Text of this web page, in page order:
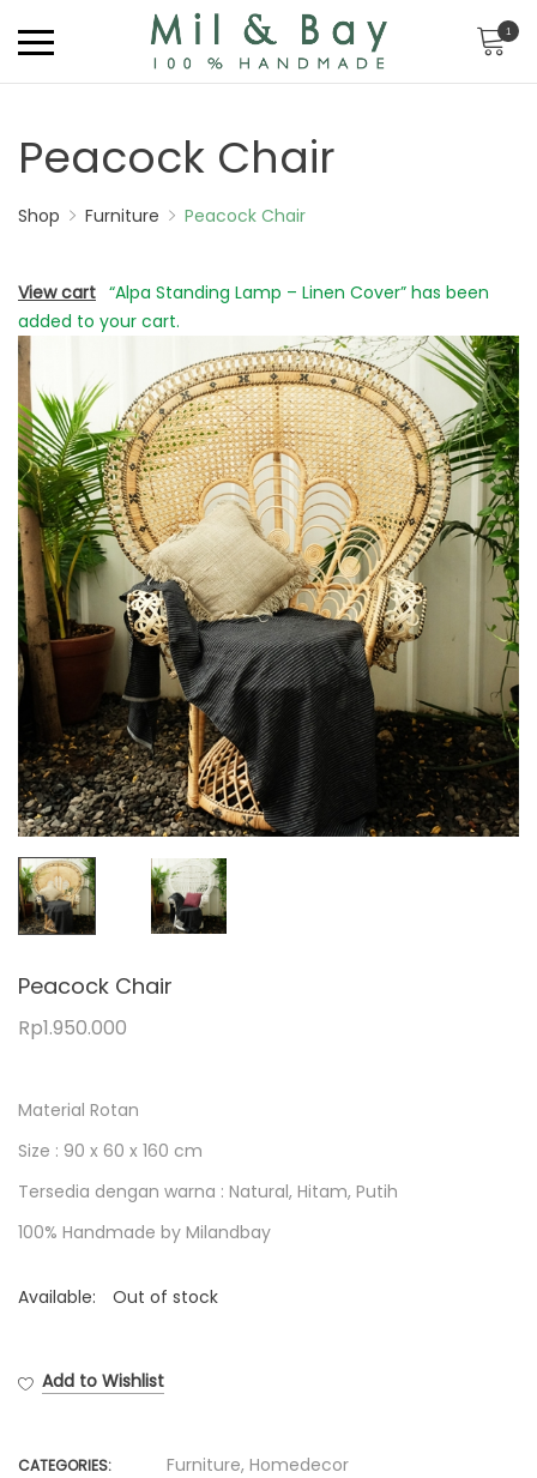
1
Peacock Chair
Shop Furniture Peacock Chair
View cart “Alpa Standing Lamp – Linen Cover” has been
added to your cart.
Peacock Chair
Rp1.950.000
Material Rotan
Size : 90 x 60 x 160 cm
Tersedia dengan warna : Natural, Hitam, Putih
100% Handmade by Milandbay
Available: Out of stock
Add to Wishlist
CATEGORIES: Furniture, Homedecor